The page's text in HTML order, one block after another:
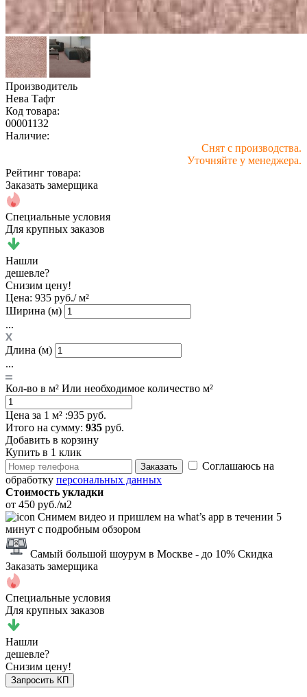
Производитель
Нева Тафт
Код товара:
00001132
Наличие:
Снят с производства.
Уточняйте у менеджера.
Рейтинг товара:
Заказать замерщика
Специальные условия
Для крупных заказов
Нашли
дешевле?
Снизим цену!
Цена: 935 руб./ м²
Ширина (м)
...
Длина (м)
...
Кол-во в м² Или необходимое количество м²
Цена за 1 м² :935 руб.
Итого на сумму: 935 руб.
Добавить в корзину
Купить в 1 клик
Заказать
Соглашаюсь на
обработку персональных данных
Стоимость укладки
от 450 руб./м2
Снимем видео и пришлем на what’s app в течении 5
минут с подробным обзором
Самый большой шоурум в Москве - до 10% Скидка
Заказать замерщика
Специальные условия
Для крупных заказов
Нашли
дешевле?
Снизим цену!
Запросить КП